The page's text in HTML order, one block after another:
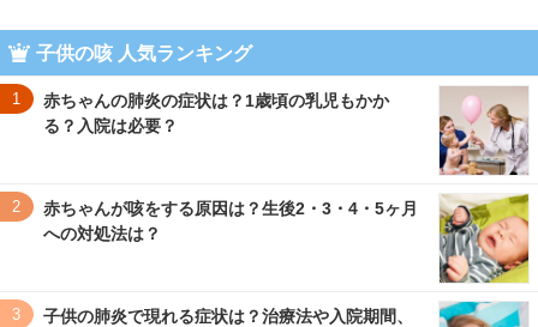
子供の咳 人気ランキング
1
赤ちゃんの肺炎の症状は？1歳頃の乳児もかか
る？入院は必要？
2
赤ちゃんが咳をする原因は？生後2・3・4・5ヶ月
への対処法は？
3
子供の肺炎で現れる症状は？治療法や入院期間、